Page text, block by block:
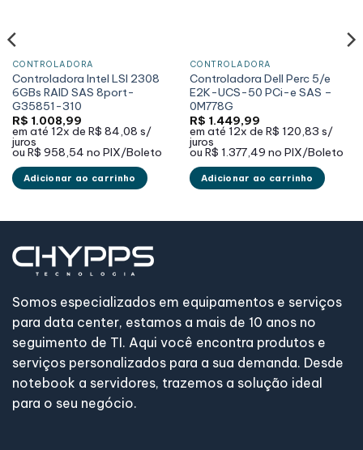
CONTROLADORA
Controladora Intel LSI 2308
6GBs RAID SAS 8port-
G35851-310
R$ 1.008,99
em até 12x de R$ 84,08 s/
juros
ou R$ 958,54 no PIX/Boleto
Adicionar ao carrinho
CONTROLADORA
Controladora Dell Perc 5/e
E2K-UCS-50 PCi-e SAS –
0M778G
R$ 1.449,99
em até 12x de R$ 120,83 s/
juros
ou R$ 1.377,49 no PIX/Boleto
Adicionar ao carrinho
Somos especializados em equipamentos e serviços
para data center, estamos a mais de 10 anos no
seguimento de TI. Aqui você encontra produtos e
serviços personalizados para a sua demanda. Desde
notebook a servidores, trazemos a solução ideal
para o seu negócio.